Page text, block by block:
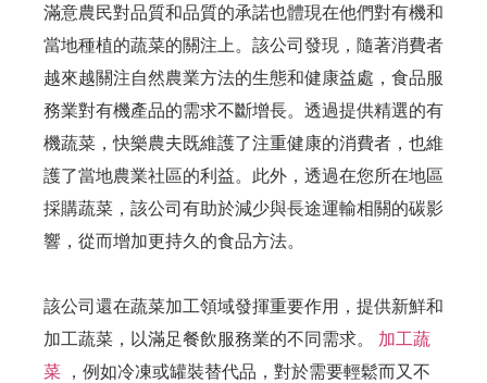
滿意農民對品質和品質的承諾也體現在他們對有機和
當地種植的蔬菜的關注上。該公司發現，隨著消費者
越來越關注自然農業方法的生態和健康益處，食品服
務業對有機產品的需求不斷增長。透過提供精選的有
機蔬菜，快樂農夫既維護了注重健康的消費者，也維
護了當地農業社區的利益。此外，透過在您所在地區
採購蔬菜，該公司有助於減少與長途運輸相關的碳影
響，從而增加更持久的食品方法。
該公司還在蔬菜加工領域發揮重要作用，提供新鮮和
加工蔬菜，以滿足餐飲服務業的不同需求。 加工蔬
菜 ，例如冷凍或罐裝替代品，對於需要輕鬆而又不